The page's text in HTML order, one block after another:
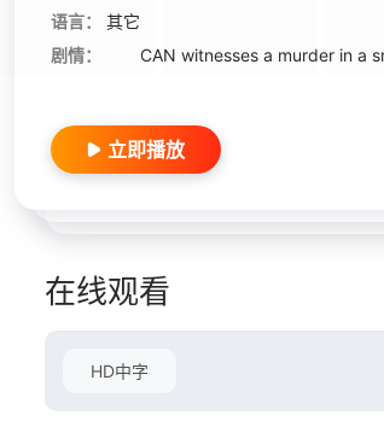
语言：
其它
剧情：
CAN witnesses a murder in a
立即播放
在线观看
HD中字